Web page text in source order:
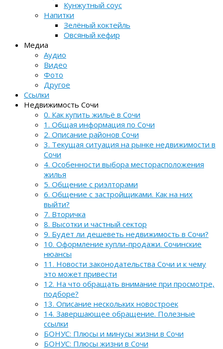
Кунжутный соус
Напитки
Зелёный коктейль
Овсяный кефир
Медиа
Аудио
Видео
Фото
Другое
Ссылки
Недвижимость Сочи
0. Как купить жильё в Сочи
1. Общая информация по Сочи
2. Описание районов Сочи
3. Текущая ситуация на рынке недвижимости в
Сочи
4. Особенности выбора месторасположения
жилья
5. Общение с риэлторами
6. Общение с застройщиками. Как на них
выйти?
7. Вторичка
8. Высотки и частный сектор
9. Будет ли дешеветь недвижимость в Сочи?
10. Оформление купли-продажи. Сочинские
нюансы
11. Новости законодательства Сочи и к чему
это может привести
12. На что обращать внимание при просмотре,
подборе?
13. Описание нескольких новостроек
14. Завершающее обращение. Полезные
ссылки
БОНУС: Плюсы и минусы жизни в Сочи
БОНУС: Плюсы жизни в Сочи